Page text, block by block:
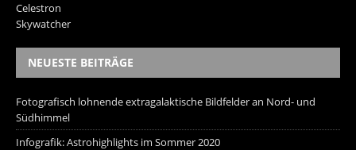
Celestron
Skywatcher
NEUESTE BEITRÄGE
Fotografisch lohnende extragalaktische Bildfelder an Nord- und
Südhimmel
Infografik: Astrohighlights im Sommer 2020